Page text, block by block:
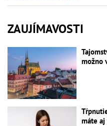
ZAUJÍMAVOSTI
možno
máte